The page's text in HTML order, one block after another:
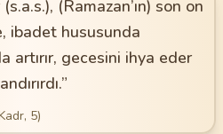
(Ramazan’ın) son on
ibadet hususunda
artırır, gecesini ihya eder
5)